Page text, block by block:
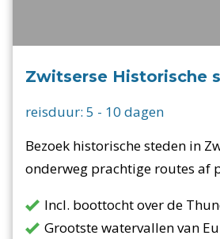
Zwitserse Historische
reisduur: 5 - 10 dagen
Bezoek historische steden in
onderweg prachtige routes af
Incl. boottocht over de
Grootste watervallen van